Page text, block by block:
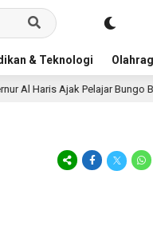
& Teknologi
Al Haris Ajak Pelajar Bungo